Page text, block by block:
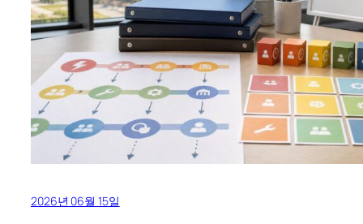
2026년 06월 15일